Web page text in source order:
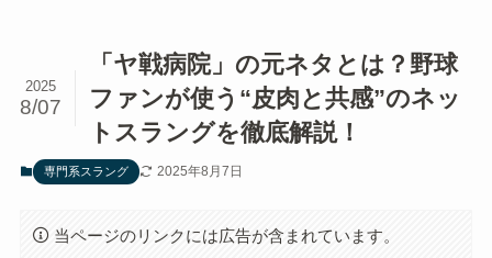
「ヤ戦病院」の元ネタとは？野球
ファンが使う“皮肉と共感”のネッ
トスラングを徹底解説！
2025
8/07
専門系スラング 2025年8月7日
当ページのリンクには広告が含まれています。